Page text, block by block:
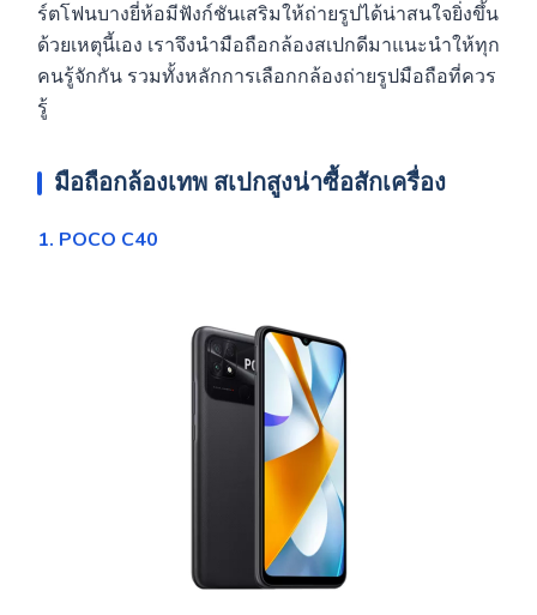
ร์ตโฟนบางยี่ห้อมีฟังก์ชันเสริมให้ถ่ายรูปได้น่าสนใจยิ่งขึ้น
ด้วยเหตุนี้เอง เราจึงนำมือถือกล้องสเปกดีมาแนะนำให้ทุก
คนรู้จักกัน รวมทั้งหลักการเลือกกล้องถ่ายรูปมือถือที่ควร
รู้
มือถือกล้องเทพ สเปกสูงน่าซื้อสักเครื่อง
1. POCO C40